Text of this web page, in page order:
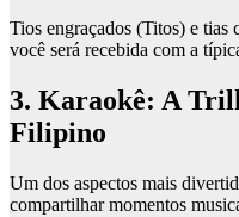
Tios engraçados (Titos) e tias
você será recebida com a
3. Karaokê: A
Filipino
Um dos aspectos mais
compartilhar momentos